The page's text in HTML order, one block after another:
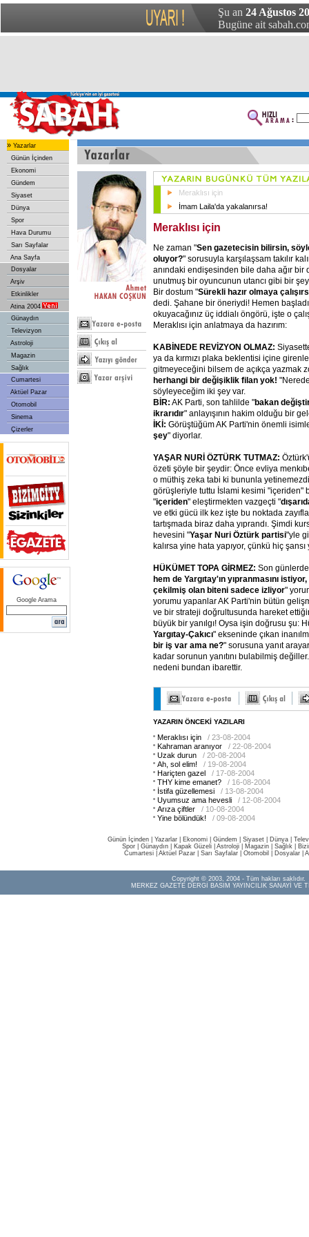
Şu an 24 Ağustos
Bugüne ait
» Yazarlar
Günün İçinden
Ekonomi
Gündem
Siyaset
Dünya
Spor
Hava Durumu
Sarı Sayfalar
Ana Sayfa
Dosyalar
Arşiv
Etkinlikler
Atina 2004
Günaydın
Televizyon
Astroloji
Magazin
Sağlık
Cumartesi
Aktüel Pazar
Otomobil
Sinema
Çizerler
Google Arama
Meraklısı için
İmam Laila'da yakalanırsa!
Meraklısı için
Ne zaman "Sen gazetecisin bilirsin,
oluyor?" sorusuyla karşılaşsam takılır
anındaki endişesinden bile daha ağır
unutmuş bir oyuncunun utancı gibi bir
Bir dostum "Sürekli hazır olmaya
dedi. Şahane bir öneriydi! Hemen
okuyacağınız üç iddialı öngörü, işte o
Meraklısı için anlatmaya da hazırım:
KABİNEDE REVİZYON OLMAZ:
ya da kırmızı plaka beklentisi içine
gitmeyeceğini bilsem de açıkça yazmak
herhangi bir değişiklik filan yok!
söyleyeceğim iki şey var.
BİR: AK Parti, son tahlilde "bakan
ikrarıdır" anlayışının hakim olduğu bir
İKİ: Görüştüğüm AK Parti'nin önemli
şey" diyorlar.
YAŞAR NURİ ÖZTÜRK TUTMAZ:
özeti şöyle bir şeydir: Önce evliya
o müthiş zeka tabi ki bununla yetinemezdi.
görüşleriyle tuttu İslami kesimi "içeriden"
"içeriden" eleştirmekten vazgeçti "
ve etki gücü ilk kez işte bu noktada
tartışmada biraz daha yıprandı. Şimdi
hevesini "Yaşar Nuri Öztürk partisi"yle
kalırsa yine hata yapıyor, çünkü hiç şansı
HÜKÜMET TOPA GİRMEZ: Son
hem de Yargıtay'ın yıpranmasını
çekilmiş olan biteni sadece izliyor"
yorumu yapanlar AK Parti'nin bütün
ve bir strateji doğrultusunda hareket
büyük bir yanılgı! Oysa işin doğrusu şu:
Yargıtay-Çakıcı" ekseninde çıkan
bir iş var ama ne?" sorusuna yanıt
kadar sorunun yanıtını bulabilmiş
nedeni bundan ibarettir.
YAZARIN ÖNCEKİ YAZILARI
Meraklısı için
/ 23-08-2004
Kahraman aranıyor
/ 22-08-2004
Uzak durun
/ 20-08-2004
Ah, sol elim!
/ 19-08-2004
Hariçten gazel
/ 17-08-2004
THY kime emanet?
/ 16-08-2004
İstifa güzellemesi
/ 13-08-2004
Uyumsuz ama hevesli
/ 12-08-2004
Arıza çiftler
/ 10-08-2004
Yine bölündük!
/ 09-08-2004
Günün İçinden Yazarlar Ekonomi Gündem Siyaset Dünya |
Spor
Günaydın Kapak Güzeli Astroloji Magazin Sağlık
Cumartesi| Aktüel Pazar| Sarı Sayfalar| Otomobil Dosyalar|
Copyright © 2003, 2004 - Tüm hakları saklıdır.
MERKEZ GAZETE DERGİ BASIM YAYINCILIK SANAYİ VE